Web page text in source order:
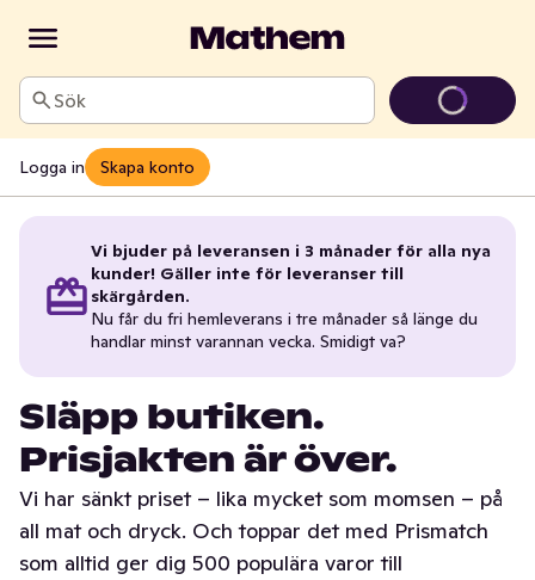
Sök
Logga in Skapa konto
Vi bjuder på leveransen i 3 månader för alla nya
kunder! Gäller inte för leveranser till
skärgården.
Nu får du fri hemleverans i tre månader så länge du
handlar minst varannan vecka. Smidigt va?
Släpp butiken.
Prisjakten är över.
Vi har sänkt priset – lika mycket som momsen – på
all mat och dryck. Och toppar det med Prismatch
som alltid ger dig 500 populära varor till